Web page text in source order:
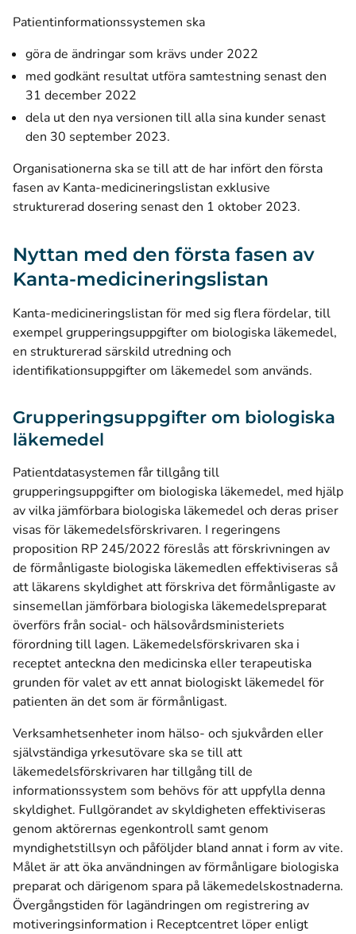
Patientinformationssystemen ska
göra de ändringar som krävs under 2022
med godkänt resultat utföra samtestning senast den
31 december 2022
dela ut den nya versionen till alla sina kunder senast
den 30 september 2023.
Organisationerna ska se till att de har infört den första
fasen av Kanta-medicineringslistan exklusive
strukturerad dosering senast den 1 oktober 2023.
Nyttan med den första fasen av
Kanta-medicineringslistan
Kanta-medicineringslistan för med sig flera fördelar, till
exempel grupperingsuppgifter om biologiska läkemedel,
en strukturerad särskild utredning och
identifikationsuppgifter om läkemedel som används.
Grupperingsuppgifter om biologiska
läkemedel
Patientdatasystemen får tillgång till
grupperingsuppgifter om biologiska läkemedel, med hjälp
av vilka jämförbara biologiska läkemedel och deras priser
visas för läkemedelsförskrivaren. I regeringens
proposition RP 245/2022 föreslås att förskrivningen av
de förmånligaste biologiska läkemedlen effektiviseras så
att läkarens skyldighet att förskriva det förmånligaste av
sinsemellan jämförbara biologiska läkemedelspreparat
överförs från social- och hälsovårdsministeriets
förordning till lagen. Läkemedelsförskrivaren ska i
receptet anteckna den medicinska eller terapeutiska
grunden för valet av ett annat biologiskt läkemedel för
patienten än det som är förmånligast.
Verksamhetsenheter inom hälso- och sjukvården eller
självständiga yrkesutövare ska se till att
läkemedelsförskrivaren har tillgång till de
informationssystem som behövs för att uppfylla denna
skyldighet. Fullgörandet av skyldigheten effektiviseras
genom aktörernas egenkontroll samt genom
myndighetstillsyn och påföljder bland annat i form av vite.
Målet är att öka användningen av förmånligare biologiska
preparat och därigenom spara på läkemedelskostnaderna.
Övergångstiden för lagändringen om registrering av
motiveringsinformation i Receptcentret löper enligt